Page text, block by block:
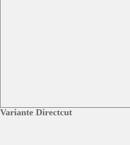
Variante Directcut